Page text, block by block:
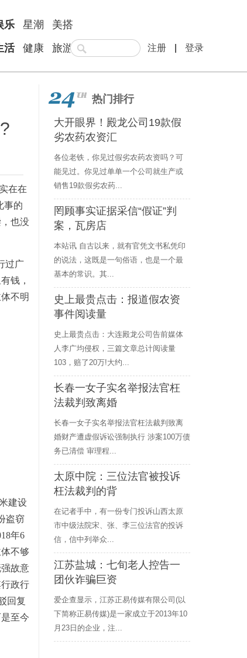
乐 星潮
美搭
活
健康 旅游 注册 登录
在在
事的
也没
过广
钱，
不明
建设
盗窃
年6
不够
故意
政行
回复
至今
热门排行
大开眼界！殿龙公司19款假
劣农药农资汇
各位老铁，你见过假劣农药农资吗？可
能见过。你见过单单一个公司就生产或
销售19款假劣农药...
罔顾事实证据采信“假证”判
案，瓦房店
本站讯 自古以来，就有官凭文书私凭印
的说法，这既是一句俗语，也是一个最
基本的常识。其...
史上最贵点击：报道假农资
事件阅读量
史上最贵点击：大连殿龙公司告前媒体
人李广均侵权，三篇文章总计阅读量
103，赔了20万!大约...
长春一女子实名举报法官枉
法裁判致离婚
长春一女子实名举报法官枉法裁判致离
婚财产遭虚假诉讼强制执行 涉案100万债
务已清偿 审理程...
太原中院：三位法官被投诉
枉法裁判的背
在记者手中，有一份专门投诉山西太原
市中级法院宋、张、李三位法官的投诉
信，信中列举众...
江苏盐城：七旬老人控告一
团伙诈骗巨资
爱企查显示，江苏正易传媒有限公司(以
下简称正易传媒)是一家成立于2013年10
月23日的企业，注...